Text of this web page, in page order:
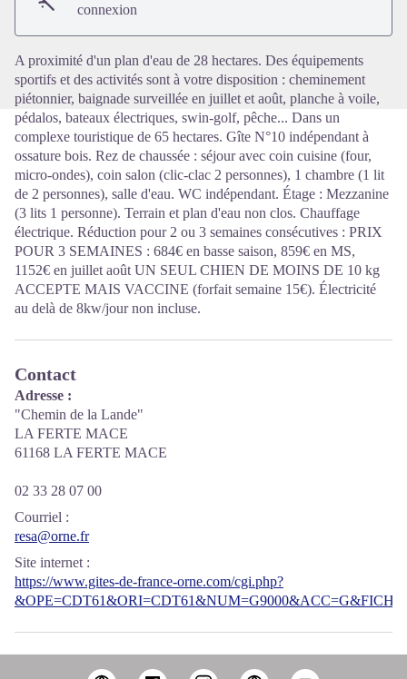
connexion
A proximité d'un plan d'eau de 28 hectares. Des équipements
sportifs et des activités sont à votre disposition : cheminement
piétonnier, baignade surveillée en juillet et août, planche à voile,
pédalos, bateaux électriques, swin-golf, pêche... Dans un
complexe touristique de 65 hectares. Gîte N°10 indépendant à
ossature bois. Rez de chaussée : séjour avec coin cuisine (four,
micro-ondes), coin salon (clic-clac 2 personnes), 1 chambre (1 lit
de 2 personnes), salle d'eau. WC indépendant. Étage : Mezzanine
(3 lits 1 personne). Terrain et plan d'eau non clos. Chauffage
électrique. Réduction pour 2 ou 3 semaines consécutives : PRIX
POUR 3 SEMAINES : 684€ en basse saison, 859€ en MS,
1152€ en juillet août UN SEUL CHIEN DE MOINS DE 10 kg
ACCEPTE MAIS VACCINE (forfait semaine 15€). Électricité
au delà de 8kw/jour non incluse.
Contact
Adresse :
"Chemin de la Lande"
LA FERTE MACE
61168 LA FERTE MACE
02 33 28 07 00
Courriel :
resa@orne.fr
Site internet :
https://www.gites-de-france-orne.com/cgi.php?